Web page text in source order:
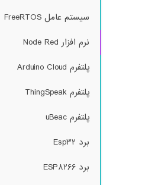
سیستم عامل FreeRTOS
نرم افزار Node Red
پلتفرم Arduino Cloud
پلتفرم ThingSpeak
پلتفرم uBeac
برد Esp32
برد ESP8266